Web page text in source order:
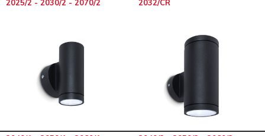
2025/2 - 2030/2 - 2070/2 2032/CR